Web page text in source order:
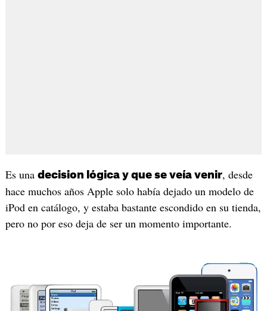
Es una decision lógica y que se veía venir, desde
hace muchos años Apple solo había dejado un modelo de
iPod en catálogo, y estaba bastante escondido en su tienda,
pero no por eso deja de ser un momento importante.